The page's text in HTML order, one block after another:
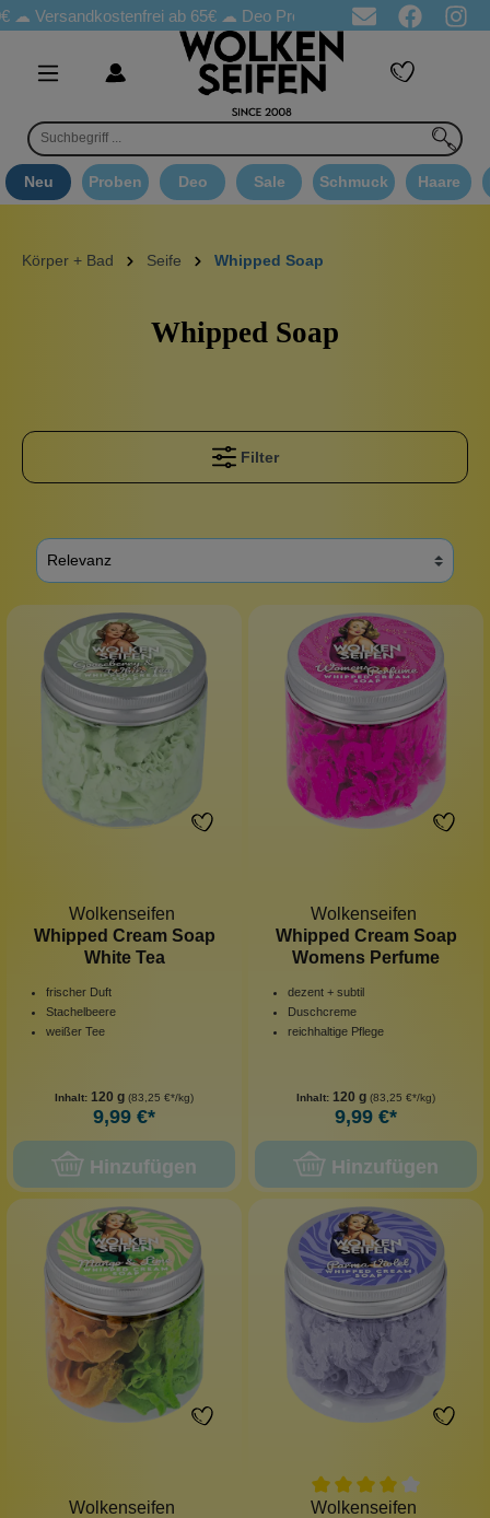
Versandkostenfrei ab 65€ ☁ Deo Proben in jeder Bestellung
Neu Proben Deo Sale Schmuck Haare
Körper + Bad Seife Whipped Soap
Whipped Soap
Filter
Wolkenseifen
Whipped Cream Soap
White Tea
frischer Duft
Stachelbeere
weißer Tee
Inhalt: 120 g (83,25 €*/kg)
9,99 €*
Hinzufügen
Wolkenseifen
Whipped Cream Soap
Womens Perfume
dezent + subtil
Duschcreme
reichhaltige Pflege
Inhalt: 120 g (83,25 €*/kg)
9,99 €*
Hinzufügen
Wolkenseifen
Wolkenseifen